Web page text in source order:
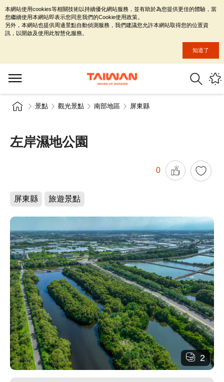
景點 觀光景點 南部地區 屏東縣
左岸濕地公園
0
屏東縣 旅遊景點
2
本網站使用cookies等相關技術以持續優化網站服務，並有助於為您提供更佳的體驗，當
您繼續使用本網站即表示您同意我們的Cookie使用政策。
另外，本網站也提供周邊景點自動偵測服務，我們建議您允許本網站取得您的位置資
訊，以開啟及使用此智慧化服務。
知道了